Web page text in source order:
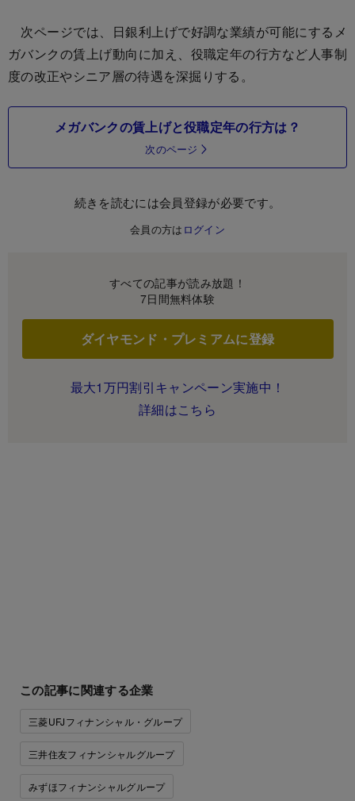
次ページでは、日銀利上げで好調な業績が可能にするメ
ガバンクの賃上げ動向に加え、役職定年の行方など人事制
度の改正やシニア層の待遇を深掘りする。
メガバンクの賃上げと役職定年の行方は？
次のページ
続きを読むには会員登録が必要です。
会員の方は ログイン
すべての記事が読み放題！
7日間無料体験
ダイヤモンド・プレミアムに登録
最大1万円割引キャンペーン実施中！
詳細はこちら
この記事に関連する企業
三菱UFJフィナンシャル・グループ
三井住友フィナンシャルグループ
みずほフィナンシャルグループ